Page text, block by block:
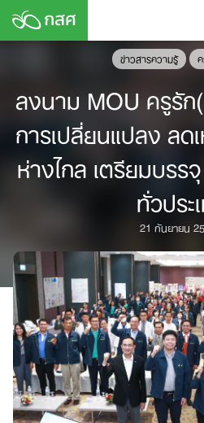
Skip
ข่าวสารความรู้
ลงนาม MOU ครูรั
การเปลี่ยนแปลง ล
ห่างไกล เตรียมบรร
ทั่วประ
21 กันยายน